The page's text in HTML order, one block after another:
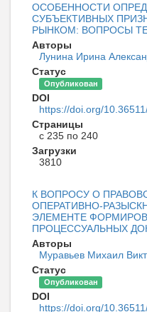
ОСОБЕННОСТИ
СУБЪЕКТИВНЫХ
РЫНКОМ: ВОПРОСЫ
Авторы
Лунина Ирина
Статус
Опубликован
DOI
https://doi.org/
Страницы
с 235 по 240
Загрузки
3810
К ВОПРОСУ О
ОПЕРАТИВНО-
ЭЛЕМЕНТЕ
ПРОЦЕССУАЛЬНЫХ
Авторы
Муравьев Михаил
Статус
Опубликован
DOI
https://doi.org/